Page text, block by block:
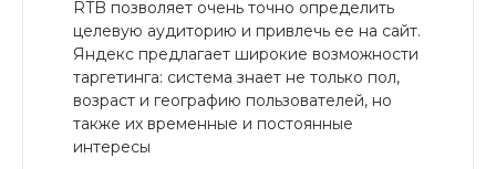
RTB позволяет очень точно определить
целевую аудиторию и привлечь ее на сайт.
Яндекс предлагает широкие возможности
таргетинга: система знает не только пол,
возраст и географию пользователей, но
также их временные и постоянные
интересы